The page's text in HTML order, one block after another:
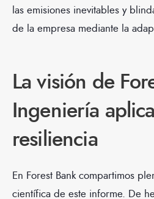
las emisiones inevitables y
de la empresa mediante la
La visión de
Ingeniería
resiliencia
En Forest Bank compartimos
científica de este informe. De